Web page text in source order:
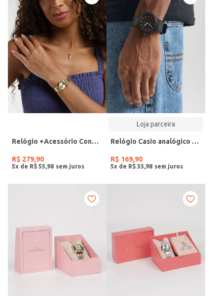
Relógio +Acessório Condor Feminino DOURADO
R$ 279,90
5x de R$ 55 98
Loja parceira
Relógio Casio analógico MW-240-4BVDF-SC
R$ 169,90
5x de R$ 33 98